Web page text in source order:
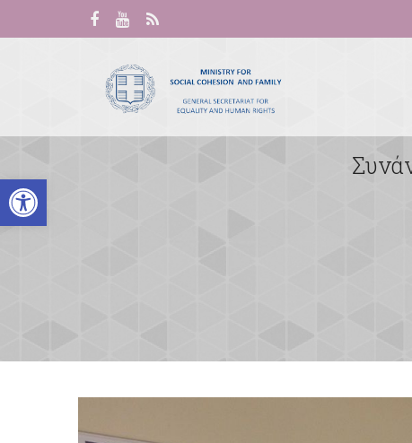
Open toolbar